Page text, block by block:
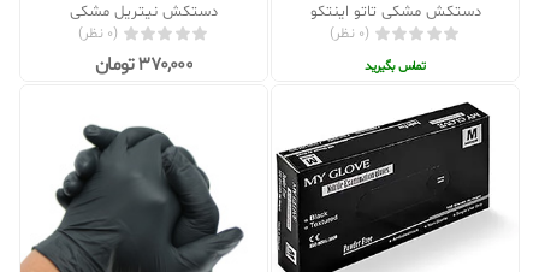
دستکش مشکی تاتو اینتکو
(0 نظر)
تماس بگیرید
دستکش نیتریل مشکی
(0 نظر)
370,000 تومان